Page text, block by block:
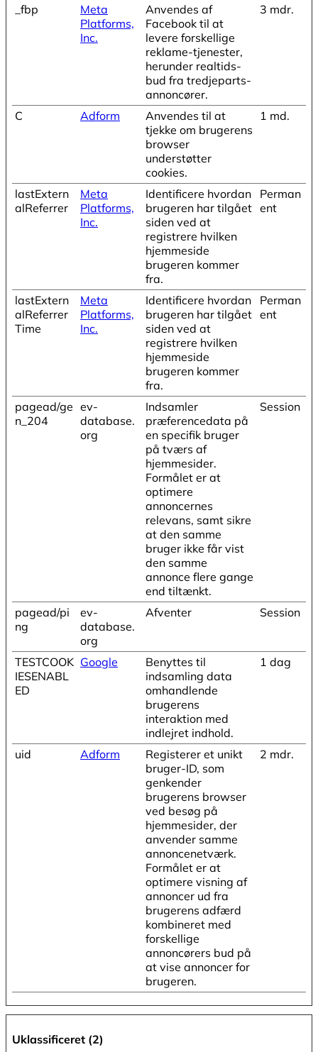
_fbp
Meta
Platforms,
Inc.
Anvendes af
Facebook til at
levere forskellige
reklame-tjenester,
herunder realtids-
bud fra tredjeparts-
annoncører.
3 mdr.
C Adform
Anvendes til at
tjekke om brugerens
browser
understøtter
cookies.
1 md.
lastExtern
alReferrer
Meta
Platforms,
Inc.
Identificere hvordan
brugeren har tilgået
siden ved at
registrere hvilken
hjemmeside
brugeren kommer
fra.
Perman
ent
lastExtern
alReferrer
Time
Meta
Platforms,
Inc.
Identificere hvordan
brugeren har tilgået
siden ved at
registrere hvilken
hjemmeside
brugeren kommer
fra.
Perman
ent
pagead/ge
n_204
ev-
database.
org
Indsamler
præferencedata på
en specifik bruger
på tværs af
hjemmesider.
Formålet er at
optimere
annoncernes
relevans, samt sikre
at den samme
bruger ikke får vist
den samme
annonce flere gange
end tiltænkt.
Session
pagead/pi
ng
ev-
database.
org
Afventer Session
TESTCOOK
IESENABL
ED
Google
Benyttes til
indsamling data
omhandlende
brugerens
interaktion med
indlejret indhold.
1 dag
uid Adform
Registerer et unikt
bruger-ID, som
genkender
brugerens browser
ved besøg på
hjemmesider, der
anvender samme
annoncenetværk.
Formålet er at
optimere visning af
annoncer ud fra
brugerens adfærd
kombineret med
forskellige
annoncørers bud på
at vise annoncer for
brugeren.
2 mdr.
Uklassificeret (2)